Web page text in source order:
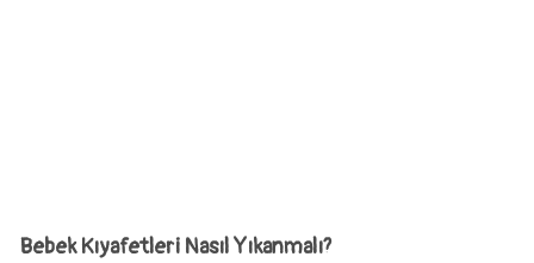
Bebek Kıyafetleri Nasıl Yıkanmalı?